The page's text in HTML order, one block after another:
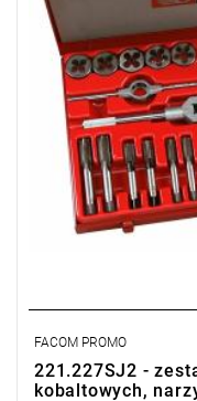
FACOM PROMO
221.227SJ2 -
kobaltowych,